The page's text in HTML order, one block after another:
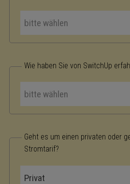
bitte wählen
Wie haben Sie von SwitchUp
bitte wählen
Geht es um einen privaten oder
Stromtarif?
Privat